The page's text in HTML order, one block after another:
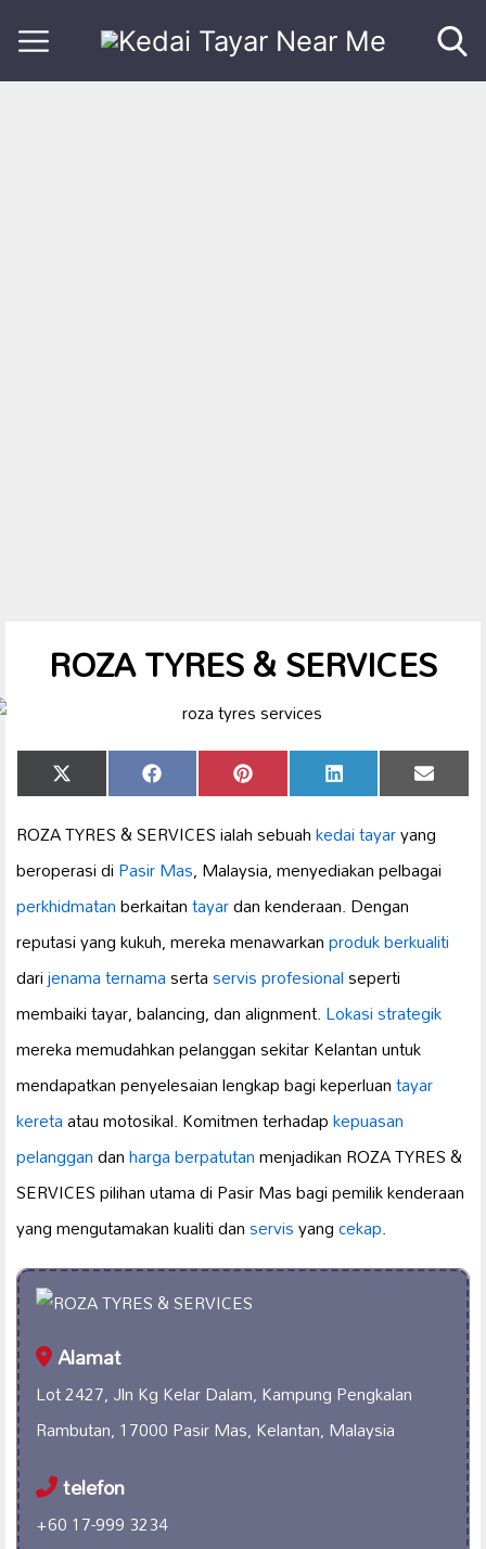
ROZA TYRES & SERVICES
Share
on
X
(Twitter)
Share
on
Facebook Share
on
Pinterest Share
on
LinkedIn Share
on
Email
ROZA TYRES & SERVICES ialah sebuahkedai tayaryang
beroperasi diPasir Mas, Malaysia, menyediakan pelbagai
perkhidmatanberkaitantayardan kenderaan. Dengan
reputasi yang kukuh, mereka menawarkanproduk berkualiti
darijenama ternamasertaservis profesionalseperti
membaiki tayar, balancing, dan alignment.Lokasi strategik
mereka memudahkan pelanggan sekitar Kelantan untuk
mendapatkan penyelesaian lengkap bagi keperluantayar
keretaatau motosikal. Komitmen terhadapkepuasan
pelanggandanharga berpatutanmenjadikan ROZA TYRES &
SERVICES pilihan utama di Pasir Mas bagi pemilik kenderaan
yang mengutamakan kualiti danservisyangcekap.
Alamat
Lot 2427, Jln Kg Kelar Dalam, Kampung Pengkalan
Rambutan, 17000 Pasir Mas, Kelantan, Malaysia
telefon
+60 17-999 3234